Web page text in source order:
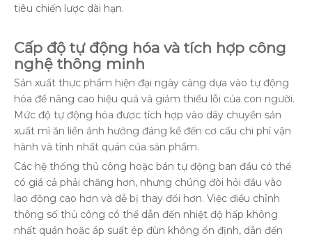
tiêu chiến lược dài hạn.
Cấp độ tự động hóa và tích hợp công
nghệ thông minh
Sản xuất thực phẩm hiện đại ngày càng dựa vào tự động
hóa để nâng cao hiệu quả và giảm thiểu lỗi của con người.
Mức độ tự động hóa được tích hợp vào dây chuyền sản
xuất mì ăn liền ảnh hưởng đáng kể đến cơ cấu chi phí vận
hành và tính nhất quán của sản phẩm.
Các hệ thống thủ công hoặc bán tự động ban đầu có thể
có giá cả phải chăng hơn, nhưng chúng đòi hỏi đầu vào
lao động cao hơn và dễ bị thay đổi hơn. Việc điều chỉnh
thông số thủ công có thể dẫn đến nhiệt độ hấp không
nhất quán hoặc áp suất ép đùn không ổn định, dẫn đến